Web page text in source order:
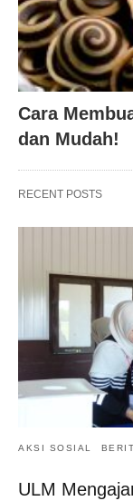
Cara
dan Mudah!
RECENT POSTS
AKSI SOSIAL
ULM